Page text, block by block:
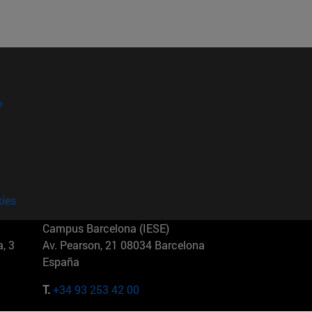
3
Campus Barcelona (IESE)
Av. Pearson, 21 08034 Barcelona
España
T.+34 93 253 42 00